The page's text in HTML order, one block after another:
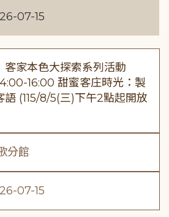
07-15
客家本色大探索系列活動
16:00 甜蜜客庄時光：製
語 (115/8/5(三)下午2點起開放
分館
07-15